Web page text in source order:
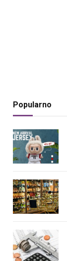
Popularno